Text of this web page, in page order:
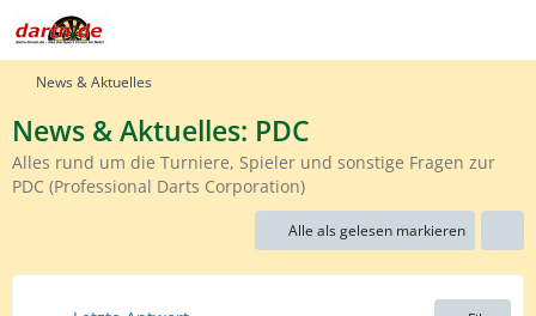
News & Aktuelles
News & Aktuelles: PDC
Alles rund um die Turniere, Spieler und sonstige Fragen zur
PDC (Professional Darts Corporation)
Alle als gelesen markieren